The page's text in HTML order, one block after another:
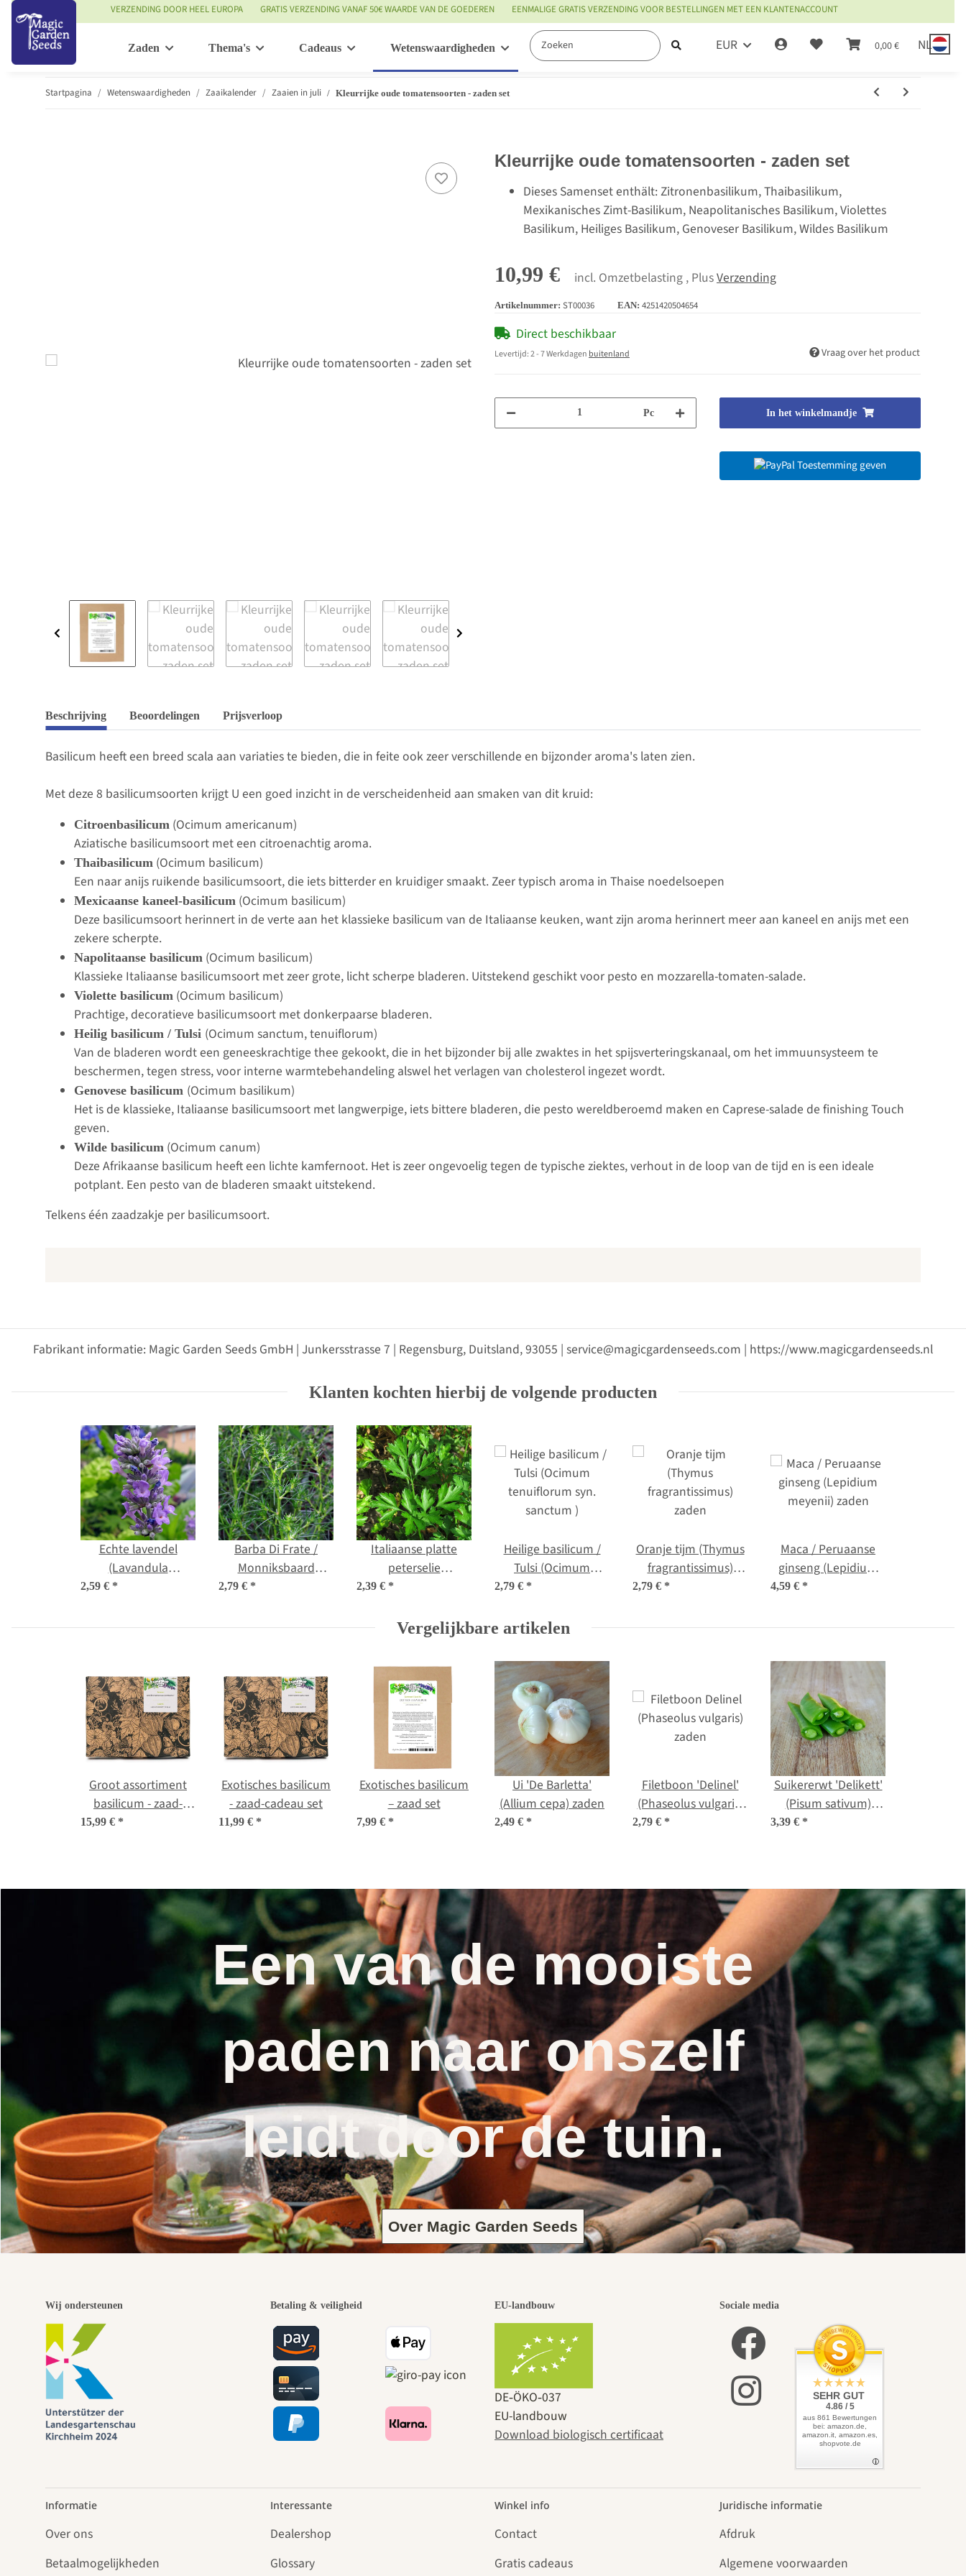
VERZENDING DOOR HEEL EUROPA GRATIS VERZENDING VANAF 50€ WAARDE VAN DE GOEDEREN EENMALIGE GRATIS VERZENDING VOOR BESTELLINGEN MET EEN KLANTENACCOUNT
EUR 0,00 € NL
Zaden Thema's Cadeaus Wetenswaardigheden Service
Startpagina Wetenswaardigheden Zaaikalender Zaaien in juli Kleurrijke oude tomatensoorten - zaden set
Kleurrijke oude tomatensoorten - zaden set
Dieses Samenset enthält: Zitronenbasilikum, Thaibasilikum,
Mexikanisches Zimt-Basilikum, Neapolitanisches Basilikum, Violettes
Basilikum, Heiliges Basilikum, Genoveser Basilikum, Wildes Basilikum
10,99 € incl. Omzetbelasting , PlusVerzending
Artikelnummer: ST00036 EAN: 4251420504654
Direct beschikbaar
Levertijd:2 - 7 Werkdagen buitenland Vraag over het product
Pc In het winkelmandje
Toestemming geven
Beschrijving Beoordelingen Prijsverloop
Basilicum heeft een breed scala aan variaties te bieden, die in feite ook zeer verschillende en bijzonder aroma's laten zien.
Met deze 8 basilicumsoorten krijgt U een goed inzicht in de verscheidenheid aan smaken van dit kruid:
Citroenbasilicum (Ocimum americanum)
Aziatische basilicumsoort met een citroenachtig aroma.
Thaibasilicum (Ocimum basilicum)
Een naar anijs ruikende basilicumsoort, die iets bitterder en kruidiger smaakt. Zeer typisch aroma in Thaise noedelsoepen
Mexicaanse kaneel-basilicum (Ocimum basilicum)
Deze basilicumsoort herinnert in de verte aan het klassieke basilicum van de Italiaanse keuken, want zijn aroma herinnert meer aan kaneel en anijs met een
zekere scherpte.
Napolitaanse basilicum (Ocimum basilicum)
Klassieke Italiaanse basilicumsoort met zeer grote, licht scherpe bladeren. Uitstekend geschikt voor pesto en mozzarella-tomaten-salade.
Violette basilicum (Ocimum basilicum)
Prachtige, decoratieve basilicumsoort met donkerpaarse bladeren.
Heilig basilicum / Tulsi (Ocimum sanctum, tenuiflorum)
Van de bladeren wordt een geneeskrachtige thee gekookt, die in het bijzonder bij alle zwaktes in het spijsverteringskanaal, om het immuunsysteem te
beschermen, tegen stress, voor interne warmtebehandeling alswel het verlagen van cholesterol ingezet wordt.
Genovese basilicum (Ocimum basilikum)
Het is de klassieke, Italiaanse basilicumsoort met langwerpige, iets bittere bladeren, die pesto wereldberoemd maken en Caprese-salade de finishing Touch
geven.
Wilde basilicum (Ocimum canum)
Deze Afrikaanse basilicum heeft een lichte kamfernoot. Het is zeer ongevoelig tegen de typische ziektes, verhout in de loop van de tijd en is een ideale
potplant. Een pesto van de bladeren smaakt uitstekend.
Telkens één zaadzakje per basilicumsoort.
Fabrikant informatie: Magic Garden Seeds GmbH | Junkersstrasse 7 | Regensburg, Duitsland, 93055 | service@magicgardenseeds.com | https://www.magicgardenseeds.nl
Klanten kochten hierbij de volgende producten
Echte lavendel
(Lavandula
angustifolia) bio zaad
2,59 € *
Barba Di Frate /
Monniksbaard
(Salsola soda) zaden
2,79 € *
Italiaanse platte
peterselie
(Petroselinum
neapolitanum) zaden
2,39 € *
Heilige basilicum /
Tulsi (Ocimum
tenuiflorum syn.
2,79 € *
Oranje tijm (Thymus
fragrantissimus)
2,79 € *
Maca / Peruaanse
ginseng (Lepidium
meyenii) zaden
4,59 € *
Vergelijkbare artikelen
Groot assortiment
basilicum - zaad-
cadeauset
15,99 € *
Exotisches basilicum
- zaad-cadeau set
11,99 € *
Exotisches basilicum
– zaad set
7,99 € *
Ui 'De Barletta'
(Allium cepa) zaden
2,49 € *
Filetboon 'Delinel'
(Phaseolus vulgaris)
2,79 € *
Suikererwt 'Delikett'
(Pisum sativum)
3,39 € *
Een van de mooiste
paden naar onszelf
leidt door de tuin.
Over Magic Garden Seeds
Wij ondersteunen Betaling & veiligheid EU-landbouw
DE‑ÖKO‑037
EU-landbouw
Download biologisch certificaat
Sociale media
SEHR GUT
4.86 / 5
aus 861 Bewertungen
bei: amazon.de,
amazon.it, amazon.es,
shopvote.de
Informatie
Over ons
Betaalmogelijkheden
Interessante
Dealershop
Glossary
Winkel info
Contact
Gratis cadeaus
Juridische informatie
Afdruk
Algemene voorwaarden